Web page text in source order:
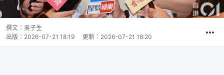
撰文： 吳子生
出版： 2026-07-21 18:19 更新： 2026-07-21 18:20